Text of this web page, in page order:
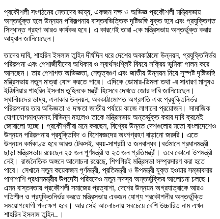
প্রকৌশলী সংগঠনের নেতাদের ভাষ্য, একজন দক্ষ ও অভিজ্ঞ প্রকৌশলী মন্ত্রিসভায়
অন্তর্ভুক্ত হলে উন্নয়ন পরিকল্পনায় বাস্তবভিত্তিক দৃষ্টিভঙ্গি যুক্ত হবে এবং প্রযুক্তিগত
সিদ্ধান্ত গ্রহণ আরও কার্যকর হবে। এ কারণেই তারা -কে মন্ত্রিসভায় অন্তর্ভুক্ত করার
আহ্বান জানিয়েছেন।
তাদের দাবি, শাহরিন ইসলাম তুহিন দীর্ঘদিন ধরে দেশের অবকাঠামো উন্নয়ন, প্রযুক্তিনির্ভর
পরিকল্পনা এবং পেশাজীবীদের অধিকার ও স্বার্থসংশ্লিষ্ট বিষয়ে সক্রিয় ভূমিকা পালন করে
আসছেন। তার পেশাগত অভিজ্ঞতা, নেতৃত্বগুণ এবং জাতীয় উন্নয়ন নিয়ে সুস্পষ্ট দৃষ্টিভঙ্গি
মন্ত্রিসভায় নতুন মাত্রা যোগ করতে পারে। এদিকে ডোমার-ডিমলা তথা -র সাধারণ মানুষও
ইঞ্জিনিয়ার শাহরিন ইসলাম তুহিনকে মন্ত্রী হিসেবে দেখতে জোর দাবি জানিয়েছেন।
স্থানীয়দের ভাষ্য, এলাকার উন্নয়ন, অবকাঠামোগত অগ্রগতি এবং প্রযুক্তিনির্ভর
পরিকল্পনায় তার অভিজ্ঞতা ও দক্ষতা জাতীয় পর্যায়ে কাজে লাগানো প্রয়োজন। সামাজিক
যোগাযোগমাধ্যমসহ বিভিন্ন মহলেও তাকে মন্ত্রিসভায় অন্তর্ভুক্ত করার দাবি ক্রমেই
জোরালো হচ্ছে। প্রকৌশলীরা মনে করছেন, বিশ্বের উন্নত দেশগুলোর মতো বাংলাদেশেও
উন্নয়ন পরিকল্পনায় প্রযুক্তিবিদ ও বিশেষজ্ঞদের অংশগ্রহণ বাড়ানো জরুরি। এতে
উন্নয়ন কর্মকাণ্ড হবে আরও টেকসই, ব্যয়-সাশ্রয়ী ও জনবান্ধব।বর্তমানে প্রধানমন্ত্রী
ছাড়া মন্ত্রিসভায় রয়েছেন ২৫ জন পূর্ণমন্ত্রী ও ২৩ জন প্রতিমন্ত্রী। তবে কোনো উপমন্ত্রী
নেই। রাজনৈতিক অঙ্গনে আলোচনা রয়েছে, শিগগিরই মন্ত্রিসভা সম্প্রসারণ করা হতে
পারে। সেখানে নতুন কয়েকজন পূর্ণমন্ত্রী, প্রতিমন্ত্রী ও উপমন্ত্রী যুক্ত হওয়ার সম্ভাবনার
পাশাপাশি প্রধানমন্ত্রীর উপদেষ্টা পরিষদেও নতুন সদস্য অন্তর্ভুক্তির আলোচনা চলছে।
এমন বাস্তবতায় প্রকৌশলী সমাজের প্রত্যাশা, দেশের উন্নয়ন অগ্রযাত্রাকে আরও
গতিশীল ও প্রযুক্তিনির্ভর করতে মন্ত্রিসভায় একজন যোগ্য প্রকৌশলীর অন্তর্ভুক্তি
সময়োপযোগী পদক্ষেপ হবে। আর সেই আলোচনায় সবচেয়ে বেশি উচ্চারিত নাম এখন
শাহরিন ইসলাম তুহিন..।